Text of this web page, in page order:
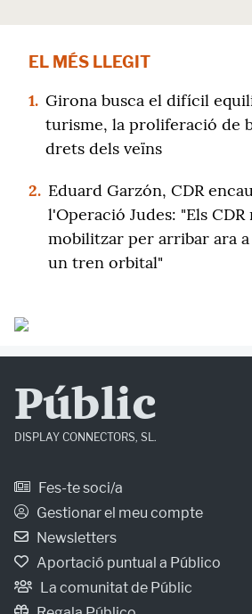
EL MÉS LLEGIT
1. Girona busca el difícil
turisme, la proliferació de
drets dels veïns
2. Eduard Garzón, CDR
l'Operació Judes: "Els CDR
mobilitzar per arribar ara
un tren orbital"
Públic
DISPLAY CONNECTORS, SL.
Fes-te soci/a
Gestionar el meu compte
Newsletters
Aportació puntual a Público
La comunitat de Públic